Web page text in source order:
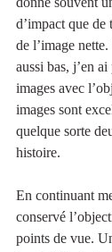
d’impact que de
de l’image
aussi bas, j’en
images avec
images sont
quelque sorte
histoire.
En continuant
conservé
points de vue.